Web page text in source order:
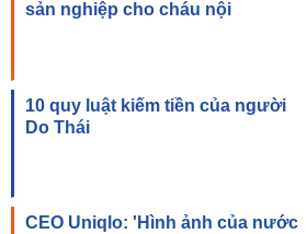
sản nghiệp cho cháu nội
10 quy luật kiếm tiền của người
Do Thái
CEO Uniqlo: 'Hình ảnh của nước